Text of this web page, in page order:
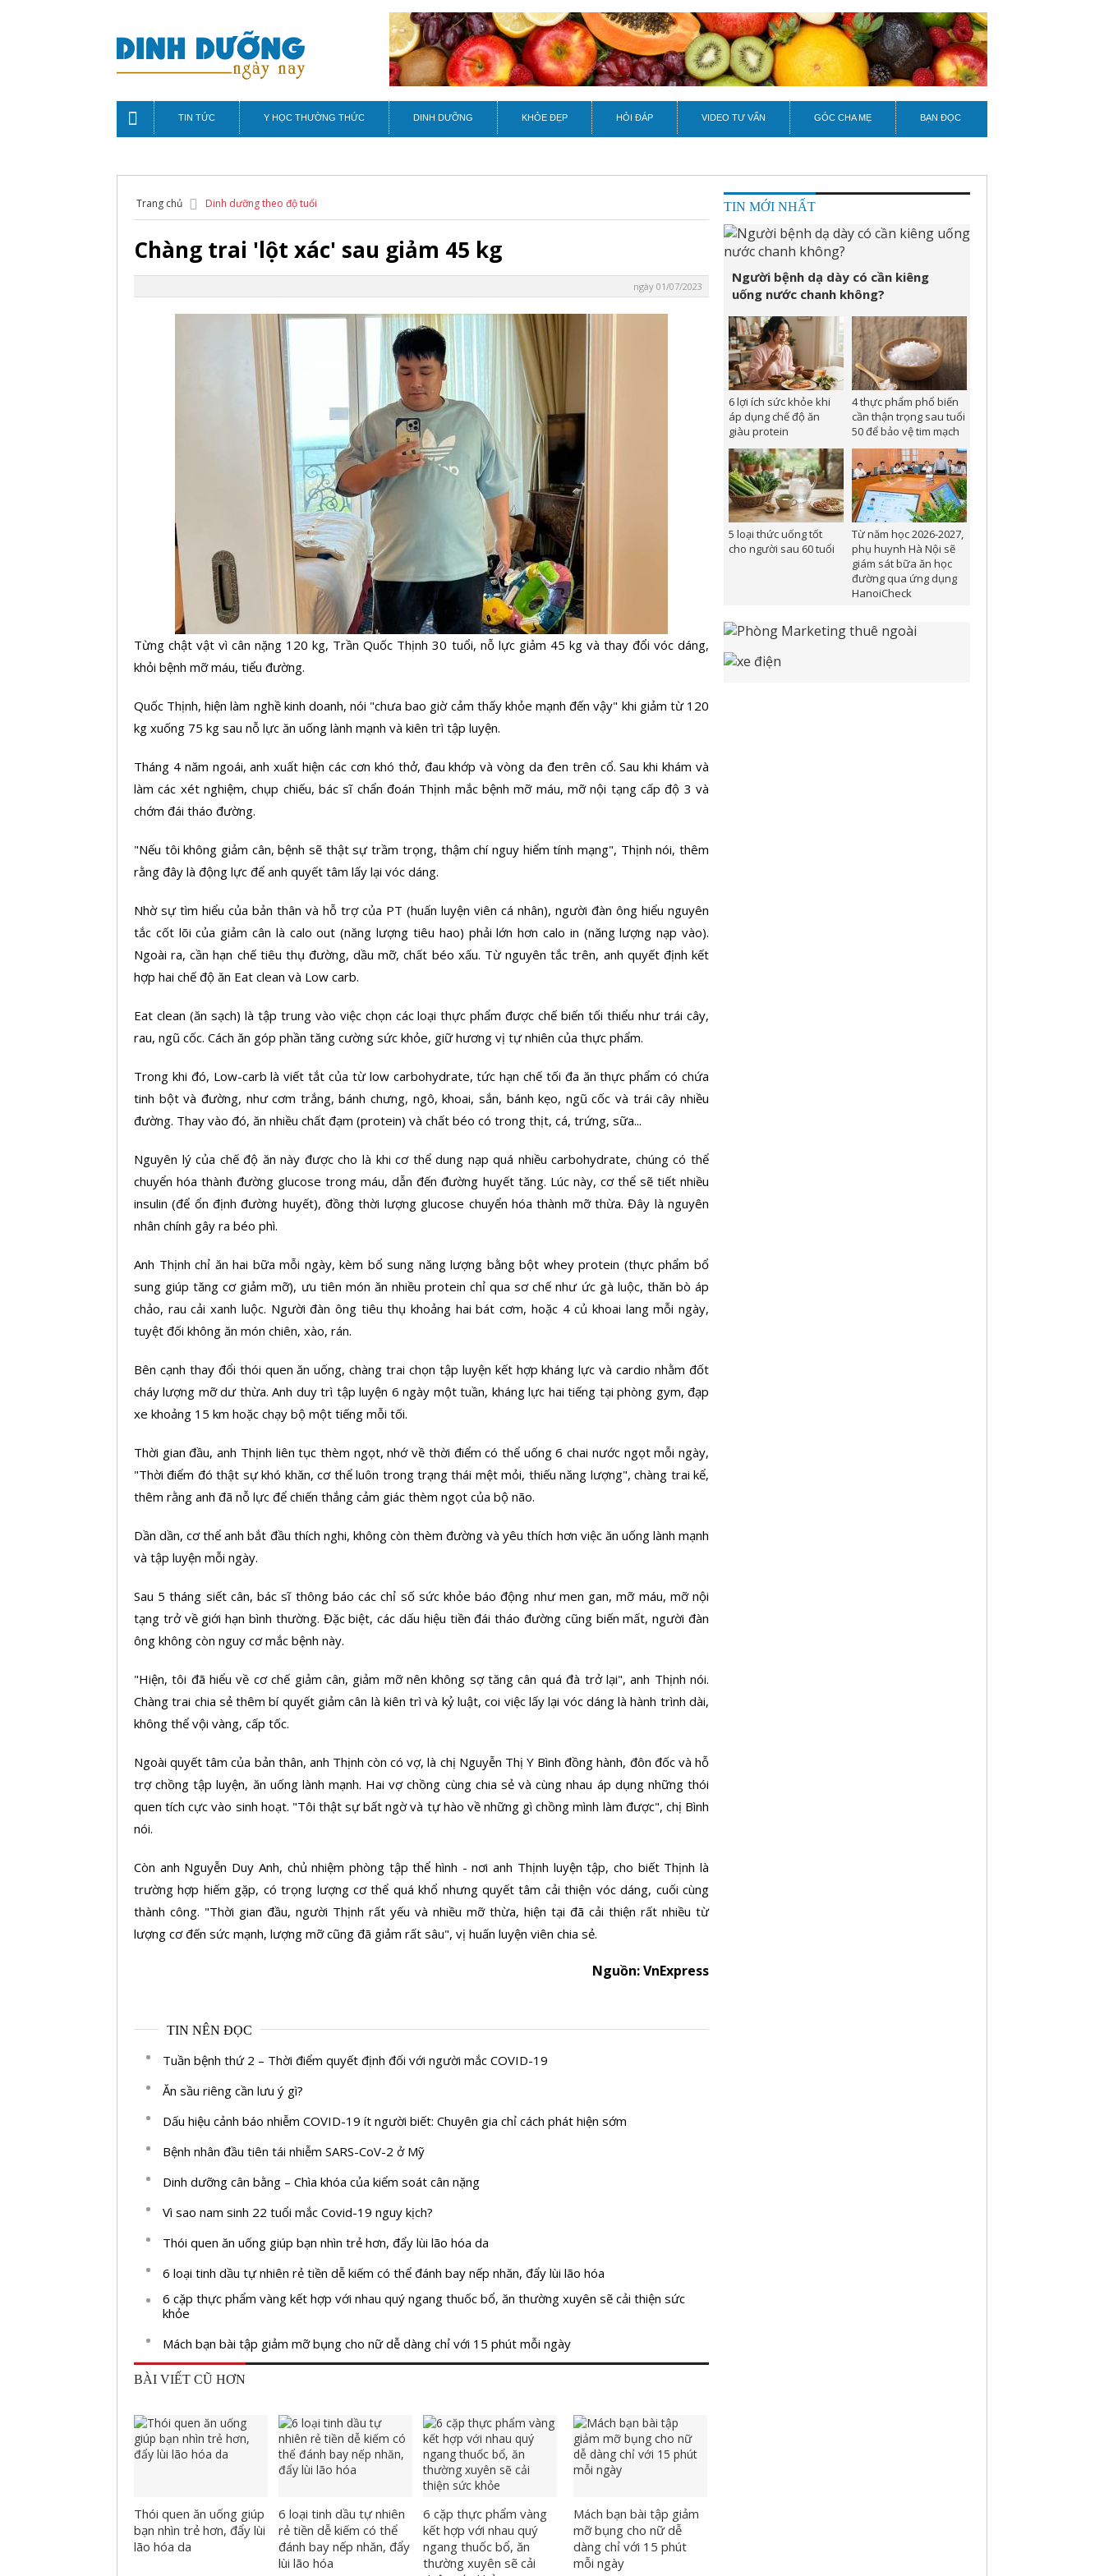
TIN TỨC Y HỌC THƯỜNG THỨC DINH DƯỠNG KHỎE ĐẸP HỎI ĐÁP VIDEO TƯ VẤN GÓC CHA MẸ BẠN ĐỌC
Trang chủ Dinh dưỡng theo độ tuổi
Chàng trai 'lột xác' sau giảm 45 kg
ngày 01/07/2023
Từng chật vật vì cân nặng 120 kg, Trần Quốc Thịnh 30 tuổi, nỗ lực giảm 45 kg và thay đổi vóc dáng,
khỏi bệnh mỡ máu, tiểu đường.
Quốc Thịnh, hiện làm nghề kinh doanh, nói "chưa bao giờ cảm thấy khỏe mạnh đến vậy" khi giảm từ 120
kg xuống 75 kg sau nỗ lực ăn uống lành mạnh và kiên trì tập luyện.
Tháng 4 năm ngoái, anh xuất hiện các cơn khó thở, đau khớp và vòng da đen trên cổ. Sau khi khám và
làm các xét nghiệm, chụp chiếu, bác sĩ chẩn đoán Thịnh mắc bệnh mỡ máu, mỡ nội tạng cấp độ 3 và
chớm đái tháo đường.
"Nếu tôi không giảm cân, bệnh sẽ thật sự trầm trọng, thậm chí nguy hiểm tính mạng", Thịnh nói, thêm
rằng đây là động lực để anh quyết tâm lấy lại vóc dáng.
Nhờ sự tìm hiểu của bản thân và hỗ trợ của PT (huấn luyện viên cá nhân), người đàn ông hiểu nguyên
tắc cốt lõi của giảm cân là calo out (năng lượng tiêu hao) phải lớn hơn calo in (năng lượng nạp vào).
Ngoài ra, cần hạn chế tiêu thụ đường, dầu mỡ, chất béo xấu. Từ nguyên tắc trên, anh quyết định kết
hợp hai chế độ ăn Eat clean và Low carb.
Eat clean (ăn sạch) là tập trung vào việc chọn các loại thực phẩm được chế biến tối thiểu như trái cây,
rau, ngũ cốc. Cách ăn góp phần tăng cường sức khỏe, giữ hương vị tự nhiên của thực phẩm.
Trong khi đó, Low-carb là viết tắt của từ low carbohydrate, tức hạn chế tối đa ăn thực phẩm có chứa
tinh bột và đường, như cơm trắng, bánh chưng, ngô, khoai, sắn, bánh kẹo, ngũ cốc và trái cây nhiều
đường. Thay vào đó, ăn nhiều chất đạm (protein) và chất béo có trong thịt, cá, trứng, sữa...
Nguyên lý của chế độ ăn này được cho là khi cơ thể dung nạp quá nhiều carbohydrate, chúng có thể
chuyển hóa thành đường glucose trong máu, dẫn đến đường huyết tăng. Lúc này, cơ thể sẽ tiết nhiều
insulin (để ổn định đường huyết), đồng thời lượng glucose chuyển hóa thành mỡ thừa. Đây là nguyên
nhân chính gây ra béo phì.
Anh Thịnh chỉ ăn hai bữa mỗi ngày, kèm bổ sung năng lượng bằng bột whey protein (thực phẩm bổ
sung giúp tăng cơ giảm mỡ), ưu tiên món ăn nhiều protein chỉ qua sơ chế như ức gà luộc, thăn bò áp
chảo, rau cải xanh luộc. Người đàn ông tiêu thụ khoảng hai bát cơm, hoặc 4 củ khoai lang mỗi ngày,
tuyệt đối không ăn món chiên, xào, rán.
Bên cạnh thay đổi thói quen ăn uống, chàng trai chọn tập luyện kết hợp kháng lực và cardio nhằm đốt
cháy lượng mỡ dư thừa. Anh duy trì tập luyện 6 ngày một tuần, kháng lực hai tiếng tại phòng gym, đạp
xe khoảng 15 km hoặc chạy bộ một tiếng mỗi tối.
Thời gian đầu, anh Thịnh liên tục thèm ngọt, nhớ về thời điểm có thể uống 6 chai nước ngọt mỗi ngày,
"Thời điểm đó thật sự khó khăn, cơ thể luôn trong trạng thái mệt mỏi, thiếu năng lượng", chàng trai kể,
thêm rằng anh đã nỗ lực để chiến thắng cảm giác thèm ngọt của bộ não.
Dần dần, cơ thể anh bắt đầu thích nghi, không còn thèm đường và yêu thích hơn việc ăn uống lành mạnh
và tập luyện mỗi ngày.
Sau 5 tháng siết cân, bác sĩ thông báo các chỉ số sức khỏe báo động như men gan, mỡ máu, mỡ nội
tạng trở về giới hạn bình thường. Đặc biệt, các dấu hiệu tiền đái tháo đường cũng biến mất, người đàn
ông không còn nguy cơ mắc bệnh này.
"Hiện, tôi đã hiểu về cơ chế giảm cân, giảm mỡ nên không sợ tăng cân quá đà trở lại", anh Thịnh nói.
Chàng trai chia sẻ thêm bí quyết giảm cân là kiên trì và kỷ luật, coi việc lấy lại vóc dáng là hành trình dài,
không thể vội vàng, cấp tốc.
Ngoài quyết tâm của bản thân, anh Thịnh còn có vợ, là chị Nguyễn Thị Y Bình đồng hành, đôn đốc và hỗ
trợ chồng tập luyện, ăn uống lành mạnh. Hai vợ chồng cùng chia sẻ và cùng nhau áp dụng những thói
quen tích cực vào sinh hoạt. "Tôi thật sự bất ngờ và tự hào về những gì chồng mình làm được", chị Bình
nói.
Còn anh Nguyễn Duy Anh, chủ nhiệm phòng tập thể hình - nơi anh Thịnh luyện tập, cho biết Thịnh là
trường hợp hiếm gặp, có trọng lượng cơ thể quá khổ nhưng quyết tâm cải thiện vóc dáng, cuối cùng
thành công. "Thời gian đầu, người Thịnh rất yếu và nhiều mỡ thừa, hiện tại đã cải thiện rất nhiều từ
lượng cơ đến sức mạnh, lượng mỡ cũng đã giảm rất sâu", vị huấn luyện viên chia sẻ.
Nguồn: VnExpress
TIN NÊN ĐỌC
Tuần bệnh thứ 2 – Thời điểm quyết định đối với người mắc COVID-19
Ăn sầu riêng cần lưu ý gì?
Dấu hiệu cảnh báo nhiễm COVID-19 ít người biết: Chuyên gia chỉ cách phát hiện sớm
Bệnh nhân đầu tiên tái nhiễm SARS-CoV-2 ở Mỹ
Dinh dưỡng cân bằng – Chìa khóa của kiểm soát cân nặng
Vì sao nam sinh 22 tuổi mắc Covid-19 nguy kịch?
Thói quen ăn uống giúp bạn nhìn trẻ hơn, đẩy lùi lão hóa da
6 loại tinh dầu tự nhiên rẻ tiền dễ kiếm có thể đánh bay nếp nhăn, đẩy lùi lão hóa
6 cặp thực phẩm vàng kết hợp với nhau quý ngang thuốc bổ, ăn thường xuyên sẽ cải thiện sức
khỏe
Mách bạn bài tập giảm mỡ bụng cho nữ dễ dàng chỉ với 15 phút mỗi ngày
BÀI VIẾT CŨ HƠN
Thói quen ăn uống giúp
bạn nhìn trẻ hơn, đẩy lùi
lão hóa da
6 loại tinh dầu tự nhiên
rẻ tiền dễ kiếm có thể
đánh bay nếp nhăn, đẩy
lùi lão hóa
6 cặp thực phẩm vàng
kết hợp với nhau quý
ngang thuốc bổ, ăn
thường xuyên sẽ cải
Mách bạn bài tập giảm
mỡ bụng cho nữ dễ
dàng chỉ với 15 phút
mỗi ngày
TIN MỚI NHẤT
Người bệnh dạ dày có cần kiêng
uống nước chanh không?
6 lợi ích sức khỏe khi
áp dụng chế độ ăn
giàu protein
4 thực phẩm phổ biến
cần thận trọng sau tuổi
50 để bảo vệ tim mạch
5 loại thức uống tốt
cho người sau 60 tuổi
Từ năm học 2026-2027,
phụ huynh Hà Nội sẽ
giám sát bữa ăn học
đường qua ứng dụng
HanoiCheck